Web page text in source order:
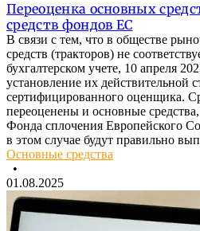
Переоценка основных
средств фондов ЕС
В связи с тем, что в обществе
средств (тракторов) не
бухгалтерском учете, 10 апреля
установление их действительной
сертифицированного оценщика.
переоценены и основные
Фонда сплочения Европейского
в этом случае будут правильно
Основные средства
•
01.08.2025